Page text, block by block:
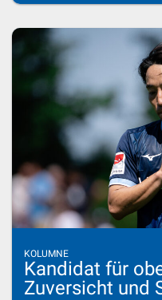
KOLUMNE
Kandidat für
Zuversicht und